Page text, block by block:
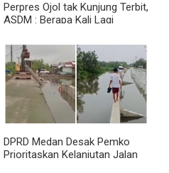
Perpres Ojol tak Kunjung Terbit,
ASDM : Berapa Kali Lagi
Janji?
DPRD Medan Desak Pemko
Prioritaskan Kelanjutan Jalan